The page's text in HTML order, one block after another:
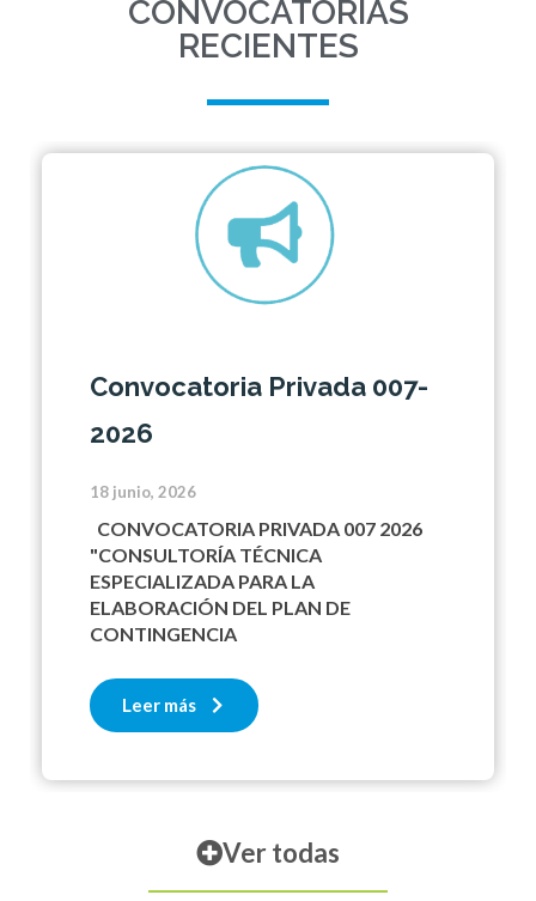
CONVOCATORIAS
RECIENTES
Convocatoria Privada 007-
2026
18 junio, 2026
CONVOCATORIA PRIVADA 007 2026
"CONSULTORÍA TÉCNICA
ESPECIALIZADA PARA LA
ELABORACIÓN DEL PLAN DE
CONTINGENCIA
Leer más
Ver todas